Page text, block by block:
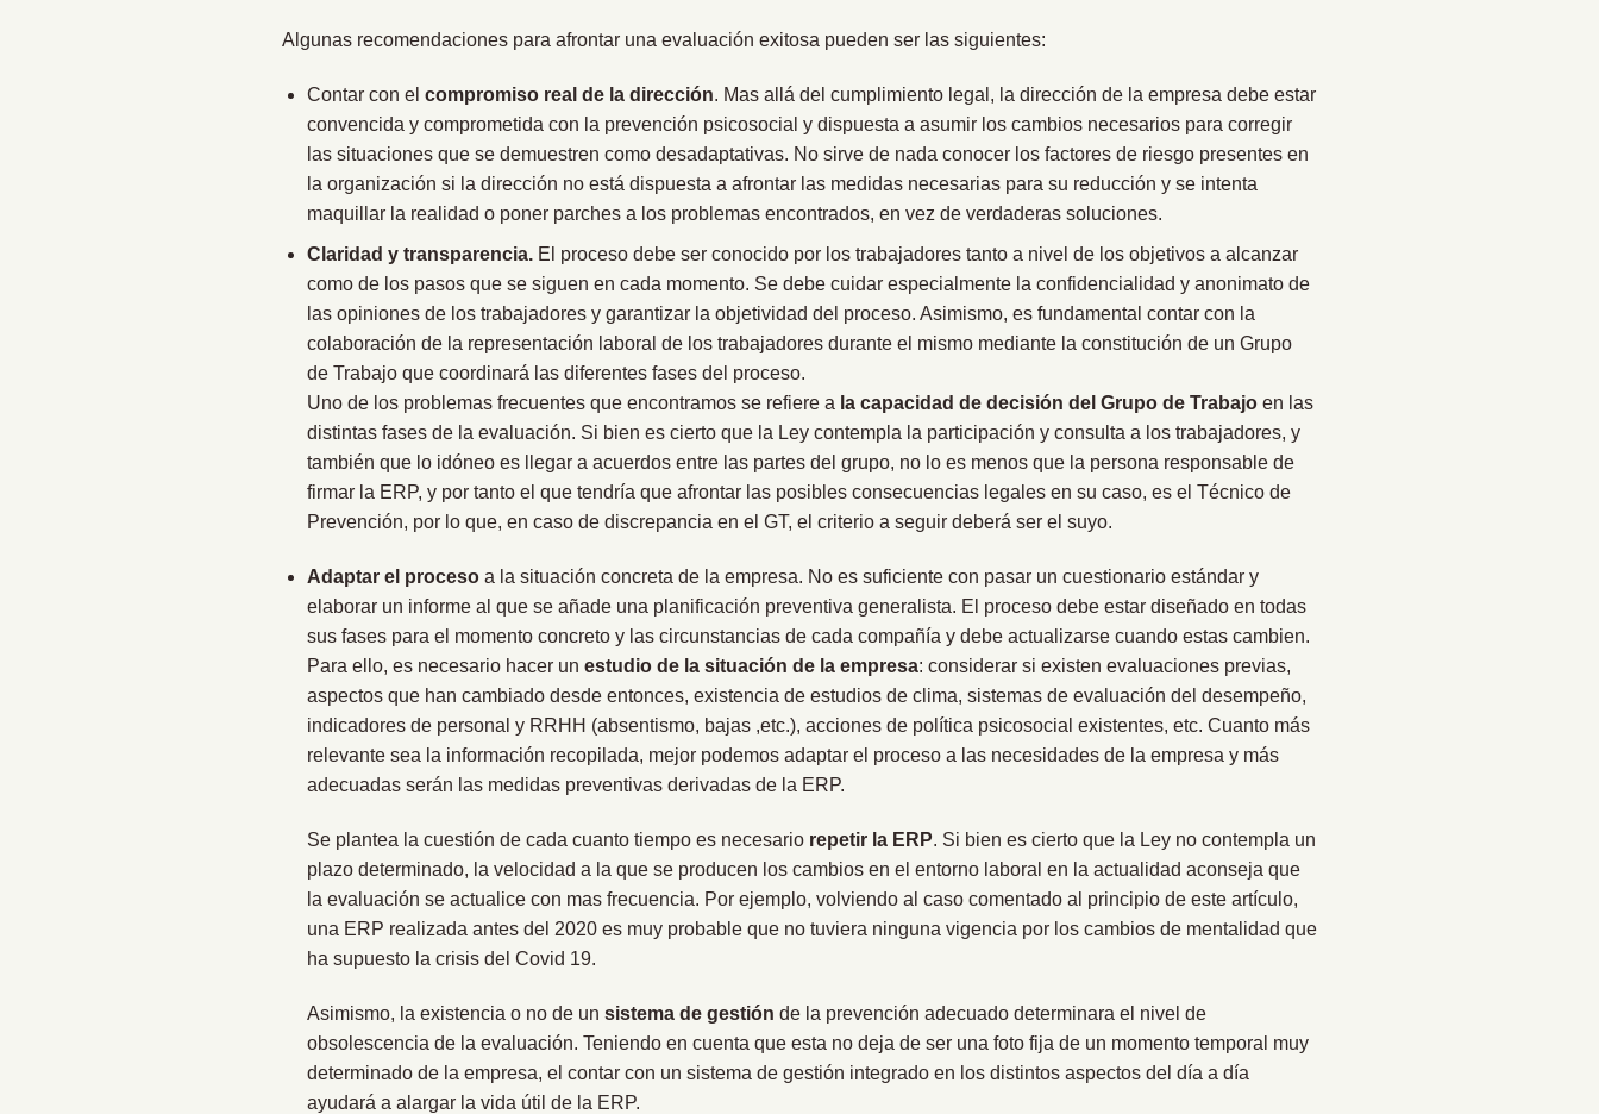
Algunas recomendaciones para afrontar una evaluación exitosa pueden ser las siguientes:
Contar con el compromiso real de la dirección. Mas allá del cumplimiento legal, la dirección de la empresa debe estar
convencida y comprometida con la prevención psicosocial y dispuesta a asumir los cambios necesarios para corregir
las situaciones que se demuestren como desadaptativas. No sirve de nada conocer los factores de riesgo presentes en
la organización si la dirección no está dispuesta a afrontar las medidas necesarias para su reducción y se intenta
maquillar la realidad o poner parches a los problemas encontrados, en vez de verdaderas soluciones.
Claridad y transparencia. El proceso debe ser conocido por los trabajadores tanto a nivel de los objetivos a alcanzar
como de los pasos que se siguen en cada momento. Se debe cuidar especialmente la confidencialidad y anonimato de
las opiniones de los trabajadores y garantizar la objetividad del proceso. Asimismo, es fundamental contar con la
colaboración de la representación laboral de los trabajadores durante el mismo mediante la constitución de un Grupo
de Trabajo que coordinará las diferentes fases del proceso.
Uno de los problemas frecuentes que encontramos se refiere a la capacidad de decisión del Grupo de Trabajo en las
distintas fases de la evaluación. Si bien es cierto que la Ley contempla la participación y consulta a los trabajadores, y
también que lo idóneo es llegar a acuerdos entre las partes del grupo, no lo es menos que la persona responsable de
firmar la ERP, y por tanto el que tendría que afrontar las posibles consecuencias legales en su caso, es el Técnico de
Prevención, por lo que, en caso de discrepancia en el GT, el criterio a seguir deberá ser el suyo.
Adaptar el procesoa la situación concreta de la empresa. No es suficiente con pasar un cuestionario estándar y
elaborar un informe al que se añade una planificación preventiva generalista. El proceso debe estar diseñado en todas
sus fases para el momento concreto y las circunstancias de cada compañía y debe actualizarse cuando estas cambien.
Para ello, es necesario hacer un estudio de la situación de la empresa: considerar si existen evaluaciones previas,
aspectos que han cambiado desde entonces, existencia de estudios de clima, sistemas de evaluación del desempeño,
indicadores de personal y RRHH (absentismo, bajas ,etc.), acciones de política psicosocial existentes, etc. Cuanto más
relevante sea la información recopilada, mejor podemos adaptar el proceso a las necesidades de la empresa y más
adecuadas serán las medidas preventivas derivadas de la ERP.
Se plantea la cuestión de cada cuanto tiempo es necesario repetir la ERP. Si bien es cierto que la Ley no contempla un
plazo determinado, la velocidad a la que se producen los cambios en el entorno laboral en la actualidad aconseja que
la evaluación se actualice con mas frecuencia. Por ejemplo, volviendo al caso comentado al principio de este artículo,
una ERP realizada antes del 2020 es muy probable que no tuviera ninguna vigencia por los cambios de mentalidad que
ha supuesto la crisis del Covid 19.
Asimismo, la existencia o no de un sistema de gestión de la prevención adecuado determinara el nivel de
obsolescencia de la evaluación. Teniendo en cuenta que esta no deja de ser una foto fija de un momento temporal muy
determinado de la empresa, el contar con un sistema de gestión integrado en los distintos aspectos del día a día
ayudará a alargar la vida útil de la ERP.